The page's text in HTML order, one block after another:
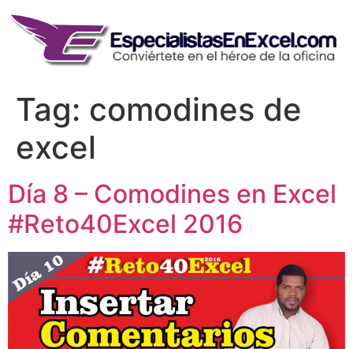
content
Tag: comodines de
excel
Día 8 – Comodines en Excel
#Reto40Excel 2016